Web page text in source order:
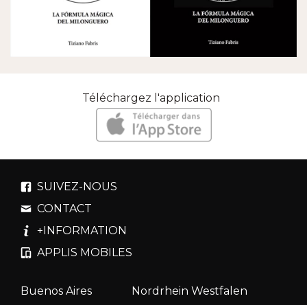
Téléchargez l'application
SUIVEZ-NOUS
CONTACT
+INFORMATION
APPLIS MOBILES
Buenos Aires
Nordrhein Westfalen